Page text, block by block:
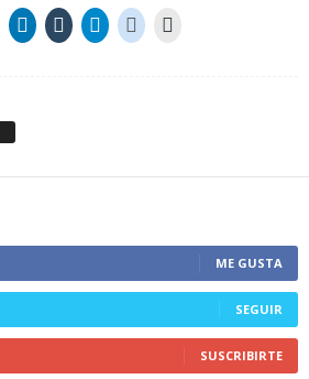
ME GUSTA
SEGUIR
SUSCRIBIRTE